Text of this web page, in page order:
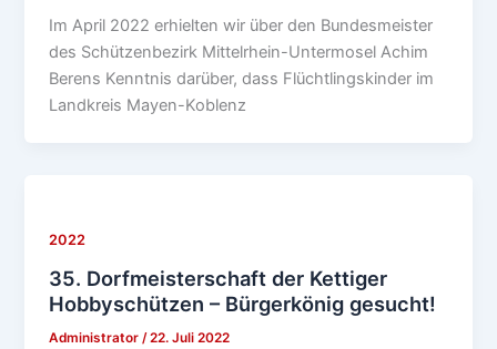
Im April 2022 erhielten wir über den Bundesmeister
des Schützenbezirk Mittelrhein-Untermosel Achim
Berens Kenntnis darüber, dass Flüchtlingskinder im
Landkreis Mayen-Koblenz
2022
35. Dorfmeisterschaft der Kettiger
Hobbyschützen – Bürgerkönig gesucht!
Administrator /22. Juli 2022